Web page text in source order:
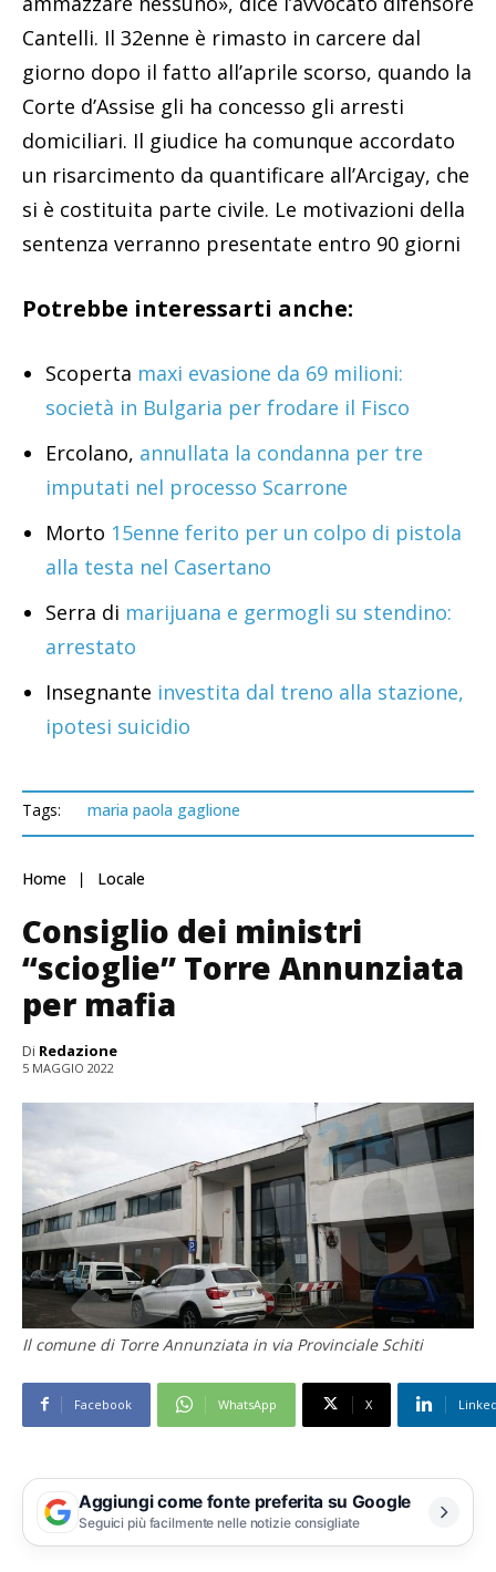
Cantelli. Il 32enne è rimasto in carcere dal
giorno dopo il fatto all’aprile scorso, quando la
Corte d’Assise gli ha concesso gli arresti
domiciliari. Il giudice ha comunque accordato
un risarcimento da quantificare all’Arcigay, che
si è costituita parte civile. Le motivazioni della
sentenza verranno presentate entro 90 giorni
Potrebbe interessarti anche:
Scoperta maxi evasione da 69 milioni:
società in Bulgaria per frodare il Fisco
Ercolano, annullata la condanna per tre
imputati nel processo Scarrone
Morto 15enne ferito per un colpo di pistola
alla testa nel Casertano
Serra di marijuana e germogli su stendino:
arrestato
Insegnante investita dal treno alla stazione,
ipotesi suicidio
Tags: maria paola gaglione
Home Locale
Consiglio dei ministri
“scioglie” Torre Annunziata
per mafia
Di Redazione
5 MAGGIO 2022
Il comune di Torre Annunziata in via Provinciale Schiti
Facebook WhatsApp X
Aggiungi come fonte preferita su Google
Seguici più facilmente nelle notizie consigliate